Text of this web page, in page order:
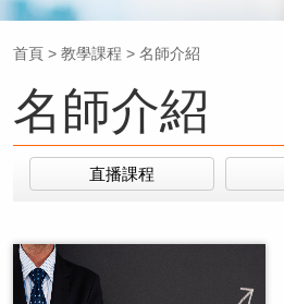
首頁 > 教學課程 > 名師介紹
名師介紹
直播課程